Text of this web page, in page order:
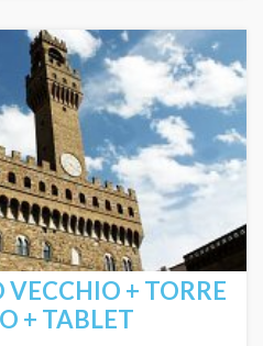
VECCHIO + TORRE
+ TABLET